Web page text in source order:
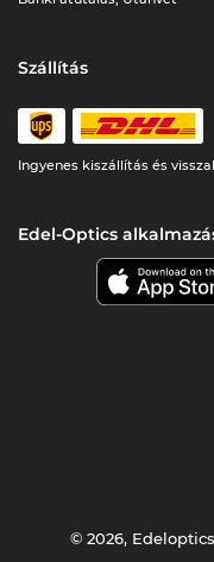
Szállítás
Ingyenes kiszállítás és
Edel-Optics
© 2026,